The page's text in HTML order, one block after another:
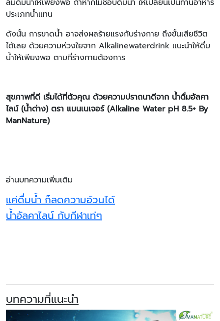
ลืมดื่มน้ำให้เพียงพอ ถ้าหากไม่ชอบดื่มน้ำ ให้เปลี่ยนเป็นทานอาหาร
ประเภทน้ำแทน
ดังนั้น การขาดน้ำ อาจส่งผลร้ายแรงกับร่างกาย ถึงขั้นเสียชีวิต
ได้เลย ด้วยความห่วงใยจาก Alkalinewaterdrink แนะนำให้ดื่ม
น้ำให้เพียงพอ ตามที่ร่างกายต้องการ
สุขภาพที่ดี เริ่มได้ที่ตัวคุณ ด้วยความปราถนาดีจาก น้ำดื่มอัลคา
ไลน์ (น้ำด่าง) ตรา แมนเนเจอร์ (Alkaline Water pH 8.5+ By
ManNature)
อ่านบทความเพิ่มเติม
แค่ดื่มน้ำ ก็ลดความอ้วนได้
น้ำอัลคาไลน์ กับกีฬาเท่ๆ
บทความที่แนะนำ